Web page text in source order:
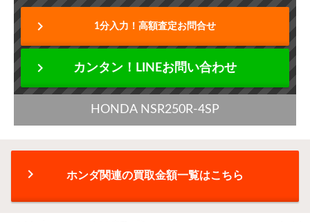
HONDA NSR250R-4SP
chevron_right 1分入力！高額査定お問合せ
chevron_right カンタン！LINEお問い合わせ
chevron_right ホンダ関連の買取金額一覧はこちら